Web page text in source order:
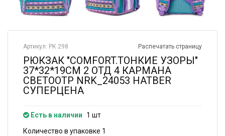
Распечатать страницу
Артикул: РК 298
РЮКЗАК "COMFORT.ТОНКИЕ УЗОРЫ"
37*32*19СМ 2 ОТД 4 КАРМАНА
СВЕТООТР NRK_24053 HATBER
СУПЕРЦЕНА
Есть в наличии
1 шт
Количество в упаковке 1